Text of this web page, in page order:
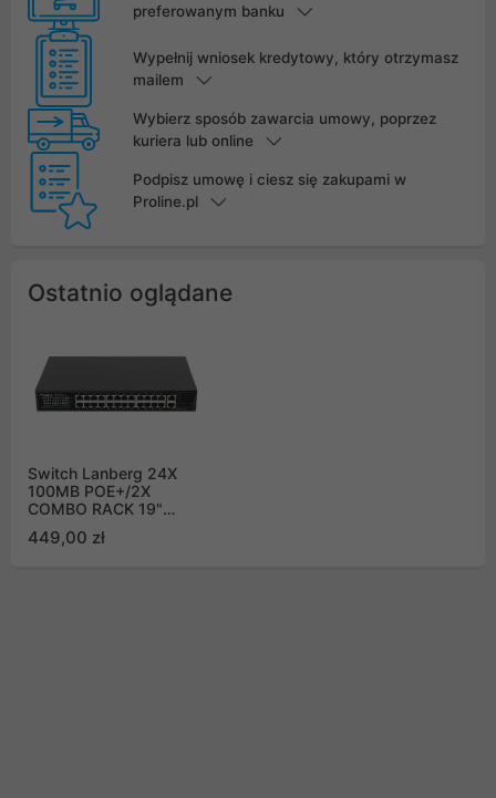
preferowanym banku
Wypełnij wniosek kredytowy, który otrzymasz
mailem
Wybierz sposób zawarcia umowy, poprzez
kuriera lub online
Podpisz umowę i ciesz się zakupami w
Proline.pl
Ostatnio oglądane
Switch Lanberg 24X
100MB POE+/2X
COMBO RACK 19"
250W
449,00 zł